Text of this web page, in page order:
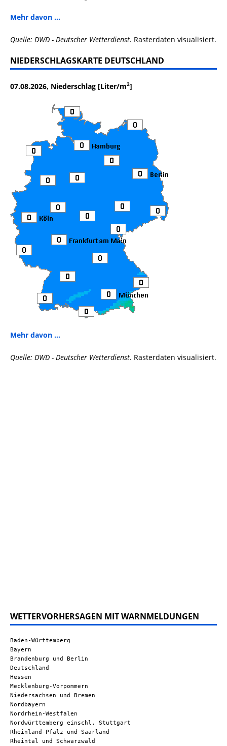
Mehr davon ...
Quelle: DWD - Deutscher Wetterdienst. Rasterdaten visualisiert.
NIEDERSCHLAGSKARTE DEUTSCHLAND
07.08.2026, Niederschlag [Liter/m2]
Mehr davon ...
Quelle: DWD - Deutscher Wetterdienst. Rasterdaten visualisiert.
WETTERVORHERSAGEN MIT WARNMELDUNGEN
Baden-Württemberg
Bayern
Brandenburg und Berlin
Deutschland
Hessen
Mecklenburg-Vorpommern
Niedersachsen und Bremen
Nordbayern
Nordrhein-Westfalen
Nordwürttemberg einschl. Stuttgart
Rheinland-Pfalz und Saarland
Rheintal und Schwarzwald